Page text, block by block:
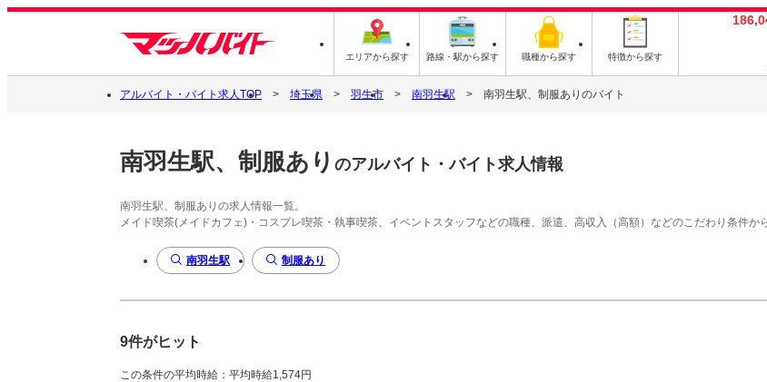
エリアから探す 路線・駅から探す 職種から探す 特徴から探す
アルバイト・バイト求人TOP 埼玉県 羽生市 南羽生駅 南羽生駅、制服ありのバイト
南羽生駅、制服あり のアルバイト・バイト求人情報
南羽生駅、制服ありの求人情報一覧。
メイド喫茶(メイドカフェ)・コスプレ喫茶・執事喫茶、イベントスタッフなどの職種、派遣、高収入（高額）などのこだわり条件か
南羽生駅 制服あり
9件がヒット
この条件の平均時給：平均時給1,574円